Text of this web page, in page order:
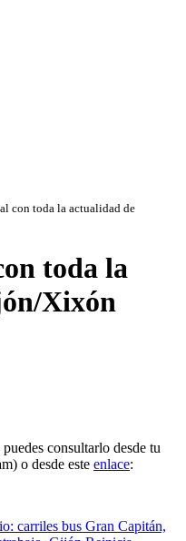
con toda la actualidad de
toda la
Xixón
consultarlo desde tu
o desde este enlace:
carriles bus Gran Capitán,